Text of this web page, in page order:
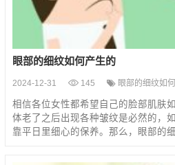
眼部的细纹如何产生的
2024-12-31 145 眼部的细纹如
相信各位女性都希望自己的脸部肌肤
体老了之后出现各种皱纹是必然的，
靠平日里细心的保养。那么，眼部的